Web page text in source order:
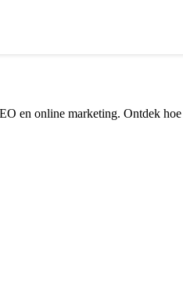
en online marketing. Ontdek